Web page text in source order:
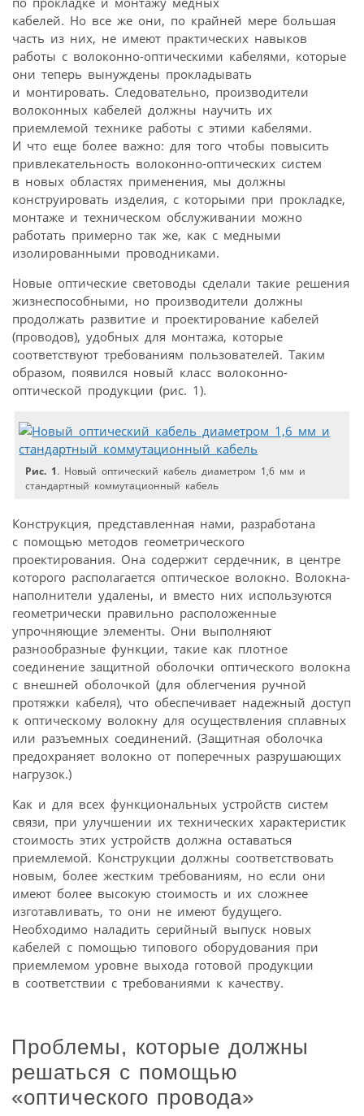
кабелей. Но все же они, по крайней мере большая
часть из них, не имеют практических навыков
работы с волоконно-оптическими кабелями, которые
они теперь вынуждены прокладывать
и монтировать. Следовательно, производители
волоконных кабелей должны научить их
приемлемой технике работы с этими кабелями.
И что еще более важно: для того чтобы повысить
привлекательность волоконно-оптических систем
в новых областях применения, мы должны
конструировать изделия, с которыми при прокладке,
монтаже и техническом обслуживании можно
работать примерно так же, как с медными
изолированными проводниками.
Новые оптические световоды сделали такие решения
жизнеспособными, но производители должны
продолжать развитие и проектирование кабелей
(проводов), удобных для монтажа, которые
соответствуют требованиям пользователей. Таким
образом, появился новый класс волоконно-
оптической продукции (рис. 1).
Рис. 1. Новый оптический кабель диаметром 1,6 мм и
стандартный коммутационный кабель
Конструкция, представленная нами, разработана
с помощью методов геометрического
проектирования. Она содержит сердечник, в центре
которого располагается оптическое волокно. Волокна-
наполнители удалены, и вместо них используются
геометрически правильно расположенные
упрочняющие элементы. Они выполняют
разнообразные функции, такие как плотное
соединение защитной оболочки оптического волокна
с внешней оболочкой (для облегчения ручной
протяжки кабеля), что обеспечивает надежный доступ
к оптическому волокну для осуществления сплавных
или разъемных соединений. (Защитная оболочка
предохраняет волокно от поперечных разрушающих
нагрузок.)
Как и для всех функциональных устройств систем
связи, при улучшении их технических характеристик
стоимость этих устройств должна оставаться
приемлемой. Конструкции должны соответствовать
новым, более жестким требованиям, но если они
имеют более высокую стоимость и их сложнее
изготавливать, то они не имеют будущего.
Необходимо наладить серийный выпуск новых
кабелей с помощью типового оборудования при
приемлемом уровне выхода готовой продукции
в соответствии с требованиями к качеству.
Проблемы, которые должны
решаться с помощью
«оптического провода»